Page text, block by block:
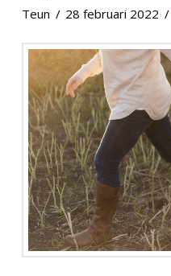
Teun 28 februari 2022